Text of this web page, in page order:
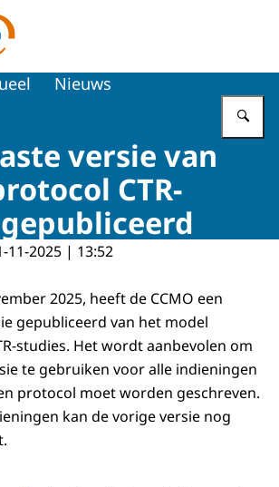
van Centrale Commissie
Nieuws
versie van
CTR-
11-2025 | 13:52
2025, heeft de CCMO een
gepubliceerd van het model
studies. Het wordt aanbevolen om
te gebruiken voor alle indieningen
protocol moet worden geschreven.
kan de vorige versie nog